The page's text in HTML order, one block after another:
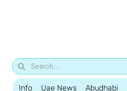
Info Uae News Abudhabi